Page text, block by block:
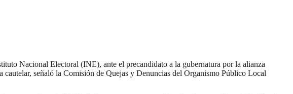
Nacional Electoral (INE), ante el precandidato a la gubernatura por la alianza
señaló la Comisión de Quejas y Denuncias del Organismo Público Local